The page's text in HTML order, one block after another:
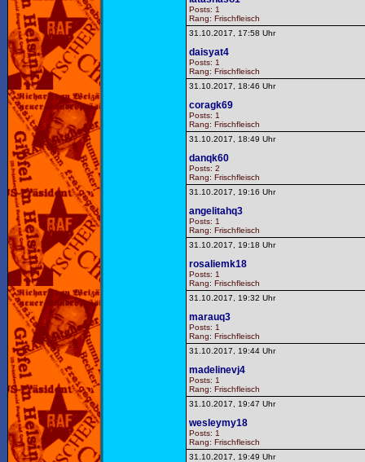
Posts: 1
Rang: Frischfleisch
31.10.2017, 17:58 Uhr
daisyat4
Posts: 1
Rang: Frischfleisch
31.10.2017, 18:46 Uhr
coragk69
Posts: 1
Rang: Frischfleisch
31.10.2017, 18:49 Uhr
danqk60
Posts: 2
Rang: Frischfleisch
31.10.2017, 19:16 Uhr
angelitahq3
Posts: 1
Rang: Frischfleisch
31.10.2017, 19:18 Uhr
rosaliemk18
Posts: 1
Rang: Frischfleisch
31.10.2017, 19:32 Uhr
marauq3
Posts: 1
Rang: Frischfleisch
31.10.2017, 19:44 Uhr
madelinevj4
Posts: 1
Rang: Frischfleisch
31.10.2017, 19:47 Uhr
wesleymy18
Posts: 1
Rang: Frischfleisch
31.10.2017, 19:49 Uhr